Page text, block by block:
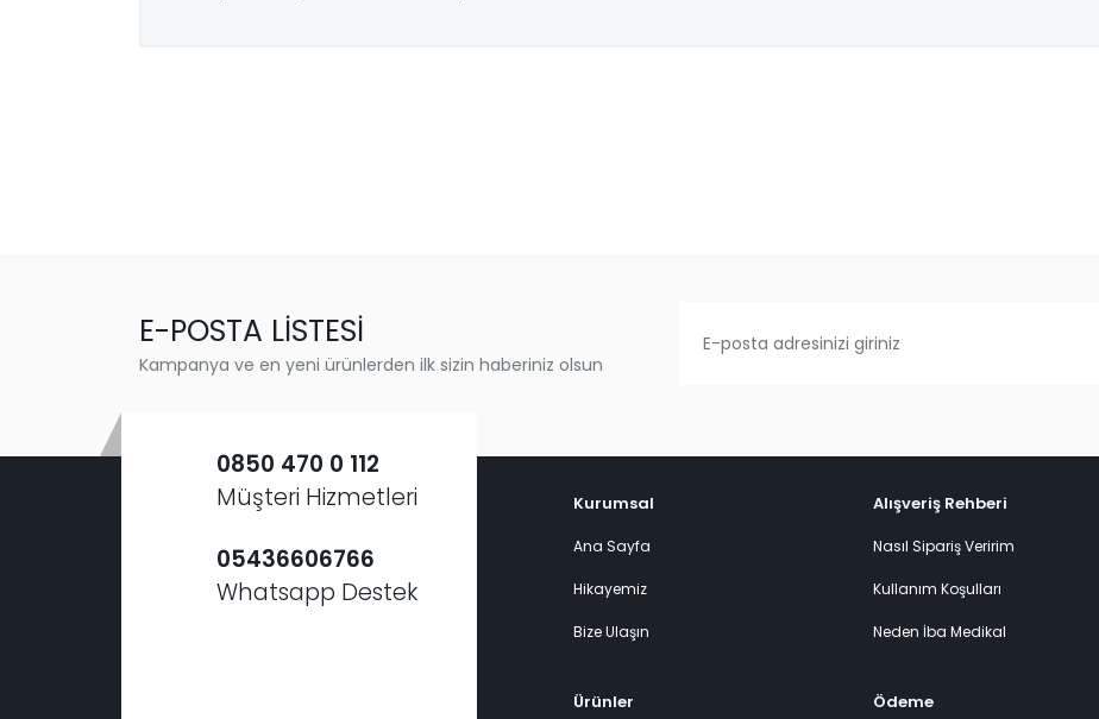
E-POSTA LİSTESİ
Kampanya ve en yeni ürünlerden ilk sizin haberiniz olsun
0850 470 0 112
Müşteri Hizmetleri
05436606766
Whatsapp Destek
Kurumsal
Ana Sayfa
Hikayemiz
Bize Ulaşın
Alışveriş Rehberi
Nasıl Sipariş Veririm
Kullanım Koşulları
Neden İba Medikal
Ürünler Ödeme